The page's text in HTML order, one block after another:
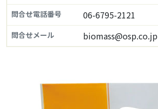
問合せ電話番号 06-6795-2121
問合せメール biomass@osp.co.jp